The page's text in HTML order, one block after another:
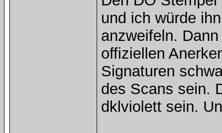
und ich würde
anzweifeln.
offiziellen
Signaturen
des Scans sein.
dklviolett sein.